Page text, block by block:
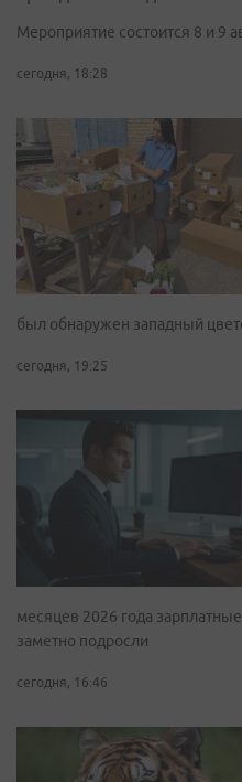
Мероприятие состоится 8 и 9
сегодня, 18:28
был обнаружен западный
сегодня, 19:25
месяцев 2026 года
заметно подросли
сегодня, 16:46